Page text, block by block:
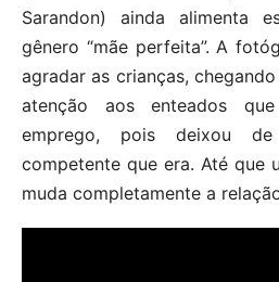
Sarandon) ainda alimenta
gênero “mãe perfeita”. A
agradar as crianças,
atenção aos enteados
emprego, pois deixou
competente que era. Até que
muda completamente a